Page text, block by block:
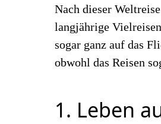
Nach dieser
langjährige
sogar ganz auf das
obwohl das Reisen
1. Leben